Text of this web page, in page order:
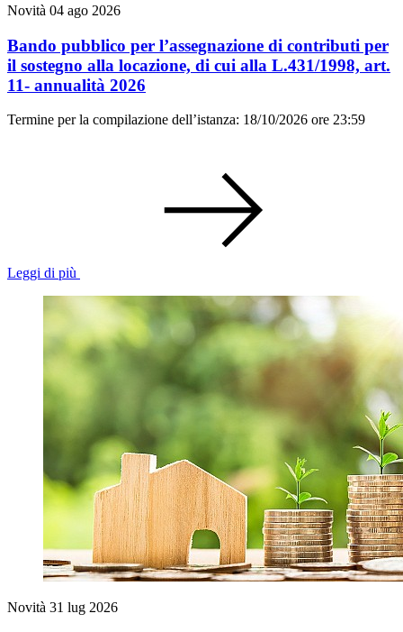
Novità 04 ago 2026
Bando pubblico per l’assegnazione di contributi per
il sostegno alla locazione, di cui alla L.431/1998, art.
11- annualità 2026
Termine per la compilazione dell’istanza: 18/10/2026 ore 23:59
Leggi di più
Novità 31 lug 2026